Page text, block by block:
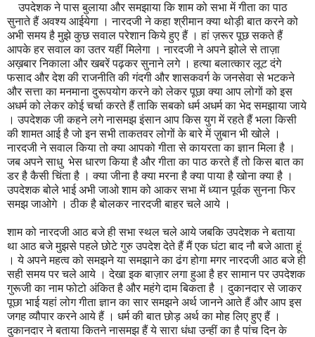
उपदेशक ने पास बुलाया और समझाया कि शाम को सभा में गीता का पाठ
सुनाते हैं अवश्य आईयेगा । नारदजी ने कहा श्रीमान क्या थोड़ी बात करने को
अभी समय है मुझे कुछ सवाल परेशान किये हुए हैं । हां ज़रूर पूछ सकते हैं
आपके हर सवाल का उतर यहीं मिलेगा । नारदजी ने अपने झोले से ताज़ा
अख़बार निकाला और खबरें पढ़कर सुनाने लगे । हत्या बलात्कार लूट दंगे
फसाद और देश की राजनीति की गंदगी और शासकवर्ग के जनसेवा से भटकने
और सत्ता का मनमाना दुरूपयोग करने को लेकर पूछा क्या आप लोगों को इस
अधर्म को लेकर कोई चर्चा करते हैं ताकि सबको धर्म अधर्म का भेद समझाया जाये
। उपदेशक जी कहने लगे नासमझ इंसान आप किस युग में रहते हैं भला किसी
की शामत आई है जो इन सभी ताकतवर लोगों के बारे में ज़ुबान भी खोले ।
नारदजी ने सवाल किया तो क्या आपको गीता से कायरता का ज्ञान मिला है ।
जब अपने साधु भेस धारण किया है और गीता का पाठ करते हैं तो किस बात का
डर है कैसी चिंता है । क्या जीना है क्या मरना है क्या पाया है खोना क्या है ।
उपदेशक बोले भाई अभी जाओ शाम को आकर सभा में ध्यान पूर्वक सुनना फिर
समझ जाओगे । ठीक है बोलकर नारदजी बाहर चले आये ।
शाम को नारदजी आठ बजे ही सभा स्थल चले आये जबकि उपदेशक ने बताया
था आठ बजे मुझसे पहले छोटे गुरु उपदेश देते हैं मैं एक घंटा बाद नौ बजे आता हूं
। ये अपने महत्व को समझने या समझाने का ढंग होगा मगर नारदजी आठ बजे ही
सही समय पर चले आये । देखा इक बाज़ार लगा हुआ है हर सामान पर उपदेशक
गुरूजी का नाम फोटो अंकित है और महंगे दाम बिकता है । दुकानदार से जाकर
पूछा भाई यहां लोग गीता ज्ञान का सार समझने अर्थ जानने आते हैं और आप इस
जगह व्यौपार करने आये हैं । धर्म की बात छोड़ अर्थ का मोह लिए हुए हैं ।
दुकानदार ने बताया कितने नासमझ हैं ये सारा धंधा उन्हीं का है पांच दिन के